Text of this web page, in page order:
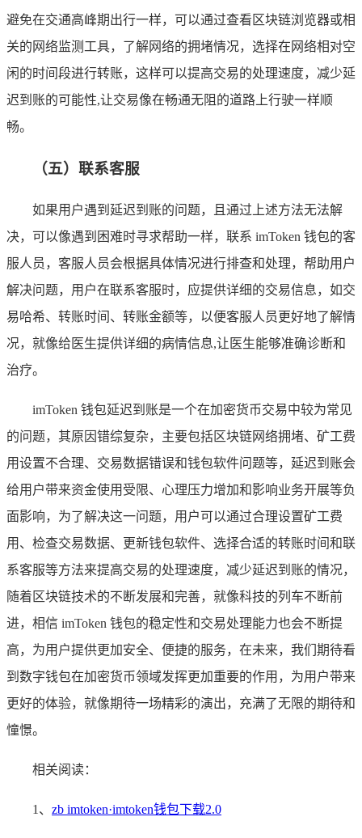
避免在交通高峰期出行一样，可以通过查看区块链浏览器或相
关的网络监测工具，了解网络的拥堵情况，选择在网络相对空
闲的时间段进行转账，这样可以提高交易的处理速度，减少延
迟到账的可能性,让交易像在畅通无阻的道路上行驶一样顺
畅。
（五）联系客服
如果用户遇到延迟到账的问题，且通过上述方法无法解
决，可以像遇到困难时寻求帮助一样，联系 imToken 钱包的客
服人员，客服人员会根据具体情况进行排查和处理，帮助用户
解决问题，用户在联系客服时，应提供详细的交易信息，如交
易哈希、转账时间、转账金额等，以便客服人员更好地了解情
况，就像给医生提供详细的病情信息,让医生能够准确诊断和
治疗。
imToken 钱包延迟到账是一个在加密货币交易中较为常见
的问题，其原因错综复杂，主要包括区块链网络拥堵、矿工费
用设置不合理、交易数据错误和钱包软件问题等，延迟到账会
给用户带来资金使用受限、心理压力增加和影响业务开展等负
面影响，为了解决这一问题，用户可以通过合理设置矿工费
用、检查交易数据、更新钱包软件、选择合适的转账时间和联
系客服等方法来提高交易的处理速度，减少延迟到账的情况，
随着区块链技术的不断发展和完善，就像科技的列车不断前
进，相信 imToken 钱包的稳定性和交易处理能力也会不断提
高，为用户提供更加安全、便捷的服务，在未来，我们期待看
到数字钱包在加密货币领域发挥更加重要的作用，为用户带来
更好的体验，就像期待一场精彩的演出，充满了无限的期待和
憧憬。
相关阅读：
1、 zb imtoken·imtoken钱包下载2.0